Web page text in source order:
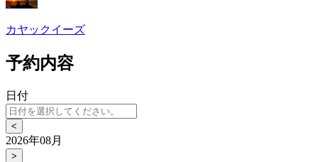
カヤックイーズ
予約内容
日付
<
2026年08月
>